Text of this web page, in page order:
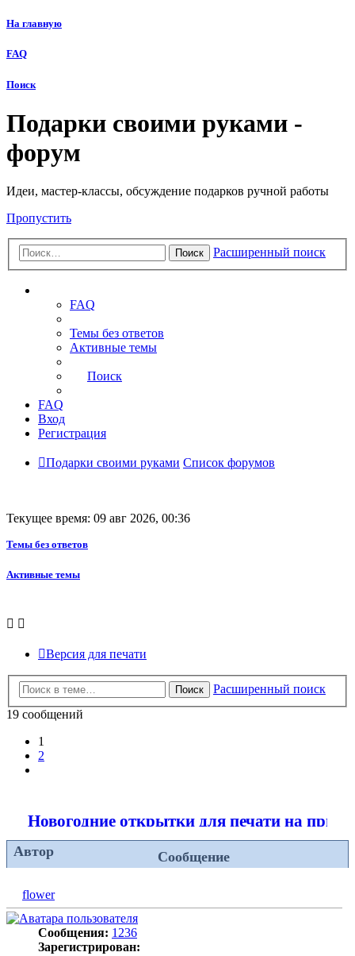
На главную
FAQ
Поиск
Подарки своими руками -
форум
Идеи, мастер-классы, обсуждение подарков ручной работы
Пропустить
Поиск Расширенный поиск
FAQ
Темы без ответов
Активные темы
Поиск
FAQ
Вход
Регистрация
Подарки своими руками Список форумов
Текущее время: 09 авг 2026, 00:36
Темы без ответов
Активные темы
Версия для печати
Поиск
Расширенный поиск
19 сообщений
1
2
Новогодние открытки для печати на
Автор Сообщение
flower
Сообщения: 1236
Зарегистрирован: